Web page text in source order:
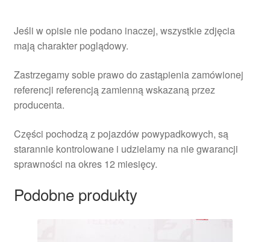
Jeśli w opisie nie podano inaczej, wszystkie zdjęcia
mają charakter poglądowy.
Zastrzegamy sobie prawo do zastąpienia zamówionej
referencji referencją zamienną wskazaną przez
producenta.
Części pochodzą z pojazdów powypadkowych, są
starannie kontrolowane i udzielamy na nie gwarancji
sprawności na okres 12 miesięcy.
Podobne produkty